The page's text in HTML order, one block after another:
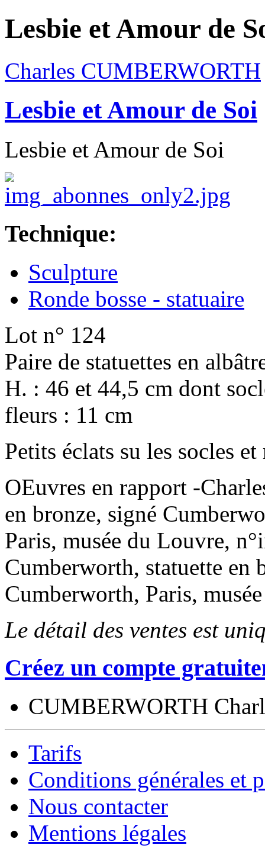
Lesbie et Amour de
Charles CUMBERWORTH
Lesbie et Amour de Soi
Lesbie et Amour de Soi
Technique:
Sculpture
Ronde bosse - statuaire
Lot n° 124
Paire de statuettes en
H. : 46 et 44,5 cm dont
fleurs : 11 cm
Petits éclats su les socles
OEuvres en rapport -
en bronze, signé
Paris, musée du Louvre,
Cumberworth, statuette en
Cumberworth, Paris,
Le détail des ventes est
Créez un compte
CUMBERWORTH
Tarifs
Conditions générales et
Nous contacter
Mentions légales